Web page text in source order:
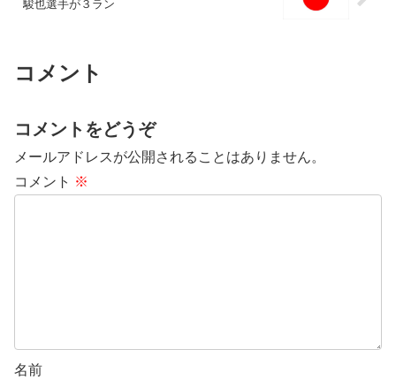
駿也選手が３ラン
コメント
コメントをどうぞ
メールアドレスが公開されることはありません。
コメント ※
名前